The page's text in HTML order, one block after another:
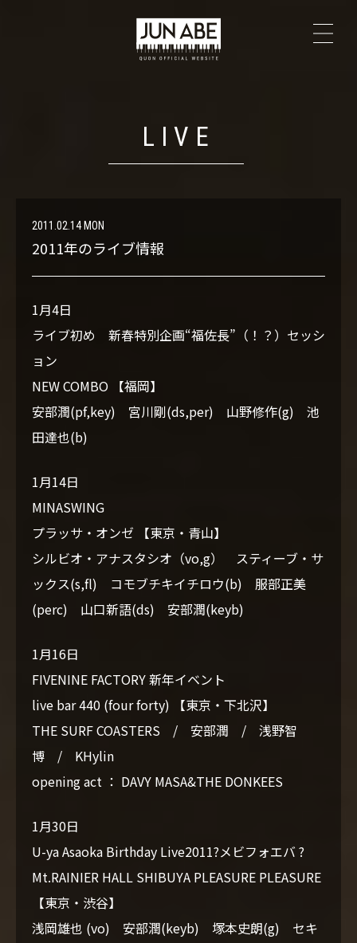
TOP
BLOG
LIVE
2011.02.14 MON
2011年のライブ情報
1月4日
ライブ初め 新春特別企画“福佐長”（！？）セッシ
ョン
NEW COMBO 【福岡】
安部潤(pf,key) 宮川剛(ds,per) 山野修作(g) 池
田達也(b)
1月14日
MINASWING
プラッサ・オンゼ 【東京・青山】
シルビオ・アナスタシオ（vo,g） スティーブ・サ
ックス(s,fl) コモブチキイチロウ(b) 服部正美
(perc) 山口新語(ds) 安部潤(keyb)
1月16日
FIVENINE FACTORY 新年イベント
live bar 440 (four forty) 【東京・下北沢】
THE SURF COASTERS / 安部潤 / 浅野智
博 / KHylin
opening act ： DAVY MASA&THE DONKEES
1月30日
U-ya Asaoka Birthday Live2011?メビフォエバ ?
Mt.RAINIER HALL SHIBUYA PLEASURE PLEASURE
【東京・渋谷】
浅岡雄也 (vo) 安部潤(keyb) 塚本史朗(g) セキ